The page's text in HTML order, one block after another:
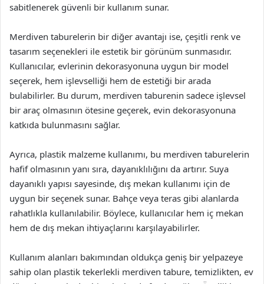
sabitlenerek güvenli bir kullanım sunar.
Merdiven taburelerin bir diğer avantajı ise, çeşitli renk ve
tasarım seçenekleri ile estetik bir görünüm sunmasıdır.
Kullanıcılar, evlerinin dekorasyonuna uygun bir model
seçerek, hem işlevselliği hem de estetiği bir arada
bulabilirler. Bu durum, merdiven taburenin sadece işlevsel
bir araç olmasının ötesine geçerek, evin dekorasyonuna
katkıda bulunmasını sağlar.
Ayrıca, plastik malzeme kullanımı, bu merdiven taburelerin
hafif olmasının yanı sıra, dayanıklılığını da artırır. Suya
dayanıklı yapısı sayesinde, dış mekan kullanımı için de
uygun bir seçenek sunar. Bahçe veya teras gibi alanlarda
rahatlıkla kullanılabilir. Böylece, kullanıcılar hem iç mekan
hem de dış mekan ihtiyaçlarını karşılayabilirler.
Kullanım alanları bakımından oldukça geniş bir yelpazeye
sahip olan plastik tekerlekli merdiven tabure, temizlikten, ev